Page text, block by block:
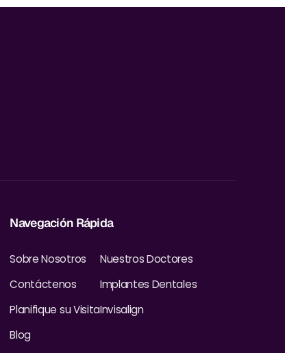
Navegación Rápida
Sobre Nosotros
Contáctenos
Planifique su Visita
Blog
Nuestros Doctores
Implantes Dentales
Invisalign